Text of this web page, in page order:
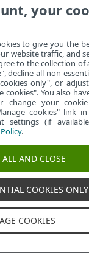
ESETForum
droits réservés.
your
to give you the
website traffic, and
to the collection of
decline all non-
only", or
cookies". You also
your cookie
cookies" link
settings (if
.
ALL AND CLOSE
COOKIES ONLY
COOKIES